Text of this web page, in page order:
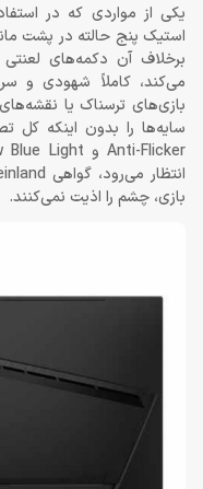
یکی از مواردی که در
برخلاف آن دکمه‌های
بازی‌های ترسناک یا
سایه‌ها را بدون اینکه کل
بازی، چشم را اذیت نمی‌کنند.